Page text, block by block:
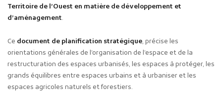
Territoire de l’Ouest en matière de développement et
d’aménagement.
Ce document de planification stratégique, précise les
orientations générales de l’organisation de l’espace et de la
restructuration des espaces urbanisés, les espaces à protéger, les
grands équilibres entre espaces urbains et à urbaniser et les
espaces agricoles naturels et forestiers.